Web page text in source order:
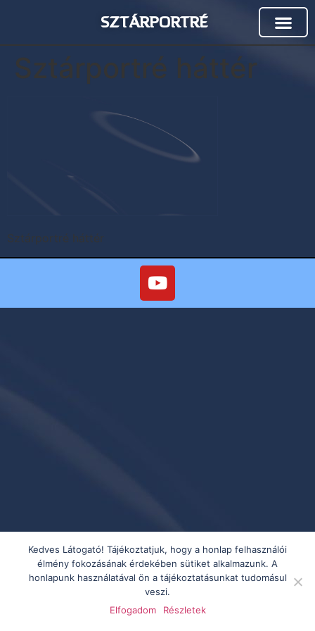
SZTÁRPORTRÉ
Sztárportré háttér
Sztárportré háttér
Kedves Látogató! Tájékoztatjuk, hogy a honlap felhasználói
élmény fokozásának érdekében sütiket alkalmazunk. A
honlapunk használatával ön a tájékoztatásunkat tudomásul
veszi.
Elfogadom
Részletek